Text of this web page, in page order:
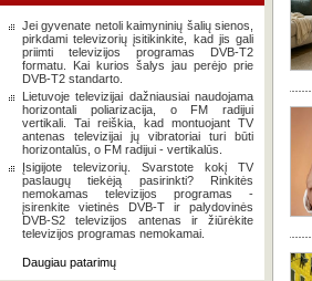
Jei gyvenate netoli kaimyninių šalių sienos,
pirkdami televizorių įsitikinkite, kad jis gali
priimti televizijos programas DVB-T2
formatu. Kai kurios šalys jau perėjo prie
DVB-T2 standarto.
Lietuvoje televizijai dažniausiai naudojama
horizontali poliarizacija, o FM radijui
vertikali. Tai reiškia, kad montuojant TV
antenas televizijai jų vibratoriai turi būti
horizontalūs, o FM radijui - vertikalūs.
Įsigijote televizorių. Svarstote kokį TV
paslaugų tiekėją pasirinkti? Rinkitės
nemokamas televizijos programas -
įsirenkite vietinės DVB-T ir palydovinės
DVB-S2 televizijos antenas ir žiūrėkite
televizijos programas nemokamai.
Daugiau patarimų